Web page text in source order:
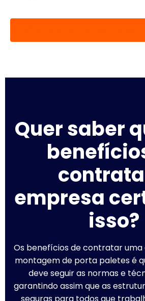
Quer saber
empresa
isso?
Os benefícios de contratar uma
montagem de porta paletes é
deve seguir as normas e
garantindo assim que as
seguras para todos que